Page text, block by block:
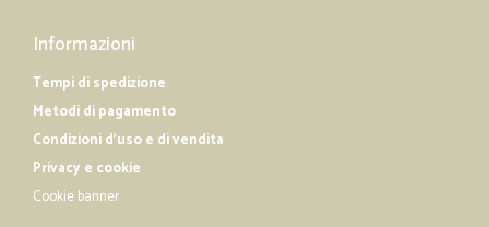
Informazioni
Tempi di spedizione
Metodi di pagamento
Condizioni d'uso e di vendita
Privacy e cookie
Cookie banner